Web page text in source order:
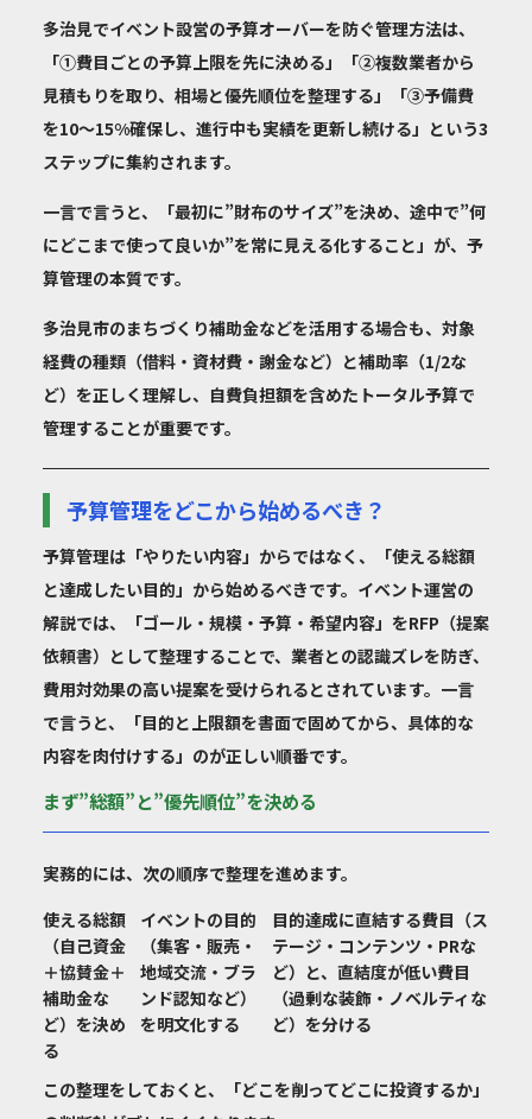
多治見でイベント設営の予算オーバーを防ぐ管理方法は、
「①費目ごとの予算上限を先に決める」「②複数業者から
見積もりを取り、相場と優先順位を整理する」「③予備費
を10〜15%確保し、進行中も実績を更新し続ける」という3
ステップに集約されます。
一言で言うと、「最初に”財布のサイズ”を決め、途中で”何
にどこまで使って良いか”を常に見える化すること」が、予
算管理の本質です。
多治見市のまちづくり補助金などを活用する場合も、対象
経費の種類（借料・資材費・謝金など）と補助率（1/2な
ど）を正しく理解し、自費負担額を含めたトータル予算で
管理することが重要です。
予算管理をどこから始めるべき？
予算管理は「やりたい内容」からではなく、「使える総額
と達成したい目的」から始めるべきです。イベント運営の
解説では、「ゴール・規模・予算・希望内容」をRFP（提案
依頼書）として整理することで、業者との認識ズレを防ぎ、
費用対効果の高い提案を受けられるとされています。一言
で言うと、「目的と上限額を書面で固めてから、具体的な
内容を肉付けする」のが正しい順番です。
まず”総額”と”優先順位”を決める
実務的には、次の順序で整理を進めます。
使える総額
（自己資金
＋協賛金＋
補助金な
ど）を決め
る
イベントの目的
（集客・販売・
地域交流・ブラ
ンド認知など）
を明文化する
目的達成に直結する費目（ス
テージ・コンテンツ・PRな
ど）と、直結度が低い費目
（過剰な装飾・ノベルティな
ど）を分ける
この整理をしておくと、「どこを削ってどこに投資するか」